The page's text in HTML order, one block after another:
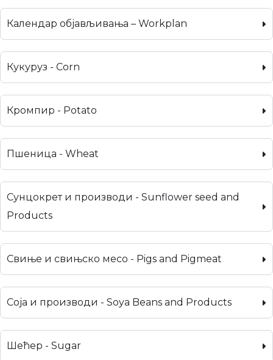
Календар објављивања – Workplan
Кукуруз - Corn
Кромпир - Potato
Пшеница - Wheat
Сунцокрет и производи - Sunflower seed and
Products
Свиње и свињско месо - Pigs and Pigmeat
Соја и производи - Soya Beans and Products
Шећер - Sugar